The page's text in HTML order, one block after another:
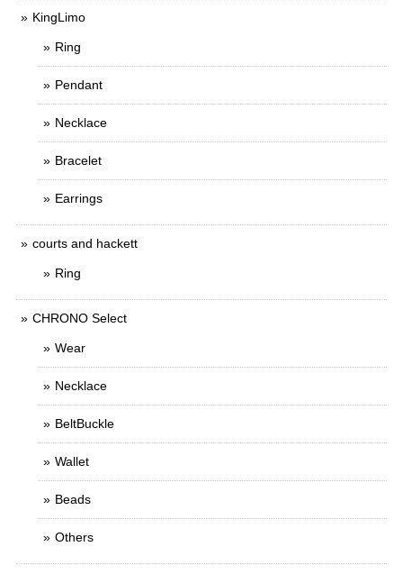
KingLimo
Ring
Pendant
Necklace
Bracelet
Earrings
courts and hackett
Ring
CHRONO Select
Wear
Necklace
BeltBuckle
Wallet
Beads
Others